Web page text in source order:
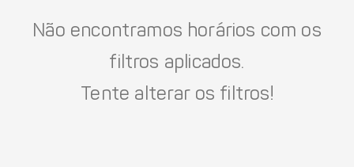
Não encontramos horários com os
filtros aplicados.
Tente alterar os filtros!